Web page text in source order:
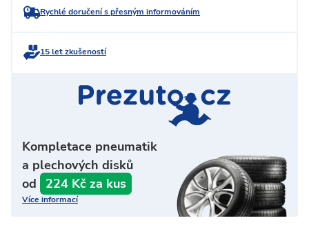
Rychlé doručení s přesným informováním
15 let zkušeností
Kompletace pneumatik
a plechových disků
od
224 Kč za kus
Více informací